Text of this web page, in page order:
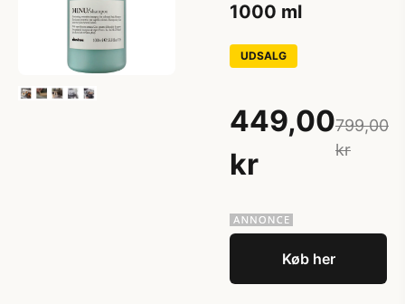
1000 ml
UDSALG
449,00
kr
799,00
kr
Køb her